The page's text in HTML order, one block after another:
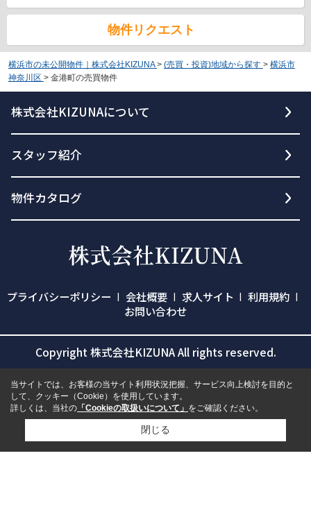
物件リクエスト
横浜市の未公開物件｜株式会社KIZUNA > (売買・投資)地域から探す > 横浜市
神奈川区 > 金港町の売買物件
株式会社KIZUNAについて
スタッフ紹介
物件カタログ
プライバシーポリシー 会社概要 求人サイト
利用規約
お問い合わせ
Copyright 株式会社KIZUNA All rights reserved.
当サイトでは、お客様の当サイト利用状況把握、サービス向上検討を目的と
して、クッキー（Cookie）を使用しています。
詳しくは、当社の 「Cookieの取扱いについて」 をご確認ください。
閉じる